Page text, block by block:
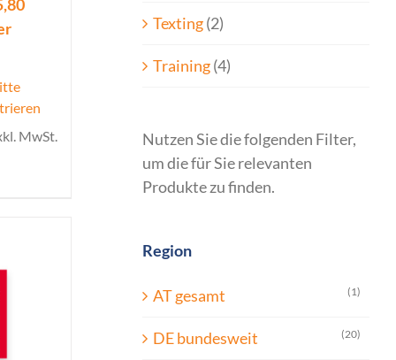
MwSt.
Texting(2)
Training(4)
Nutzen Sie die folgenden Filter,
um die für Sie relevanten
Produkte zu finden.
Region
AT gesamt (1)
DE bundesweit (20)